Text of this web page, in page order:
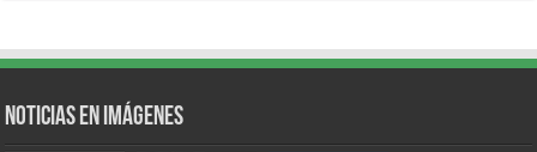
Noticias en Imágenes